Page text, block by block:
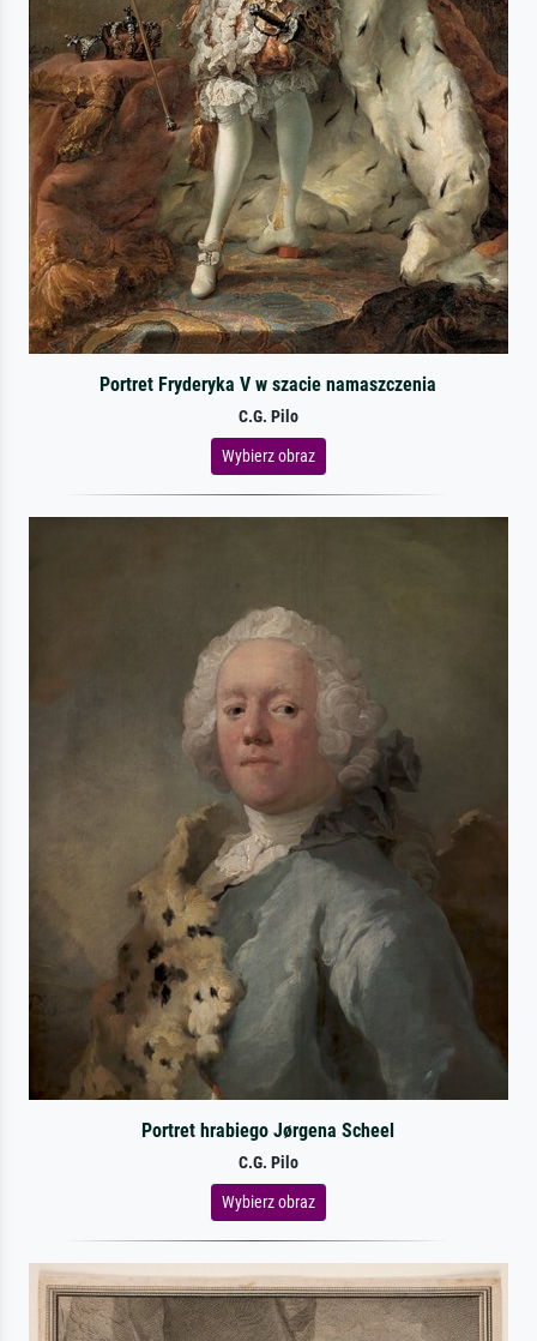
Portret Fryderyka V w szacie namaszczenia
C.G. Pilo
Wybierz obraz
Portret hrabiego Jørgena Scheel
C.G. Pilo
Wybierz obraz